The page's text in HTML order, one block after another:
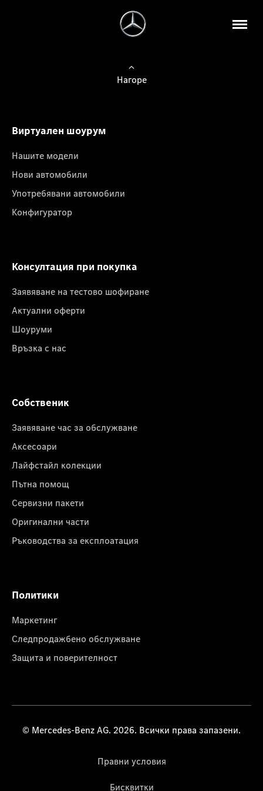
Нагоре
Виртуален шоурум
Нашите модели
Нови автомобили
Употребявани автомобили
Конфигуратор
Консултация при покупка
Заявяване на тестово шофиране
Актуални оферти
Шоуруми
Връзка с нас
Собственик
Заявяване час за обслужване
Аксесоари
Лайфстайл колекции
Пътна помощ
Сервизни пакети
Оригинални части
Ръководства за експлоатация
Политики
Маркетинг
Следпродажбено обслужване
Защита и поверителност
© Mercedes-Benz AG. 2026. Всички права запазени.
Правни условия
Бисквитки